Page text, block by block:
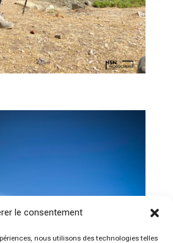
le consentement
nous utilisons des technologies telles